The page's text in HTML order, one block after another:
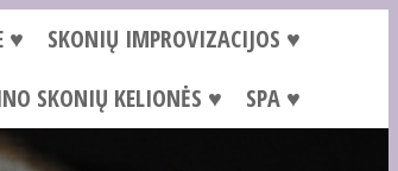
♥
SKONIŲ IMPROVIZACIJOS ♥
SKONIŲ KELIONĖS ♥ SPA ♥